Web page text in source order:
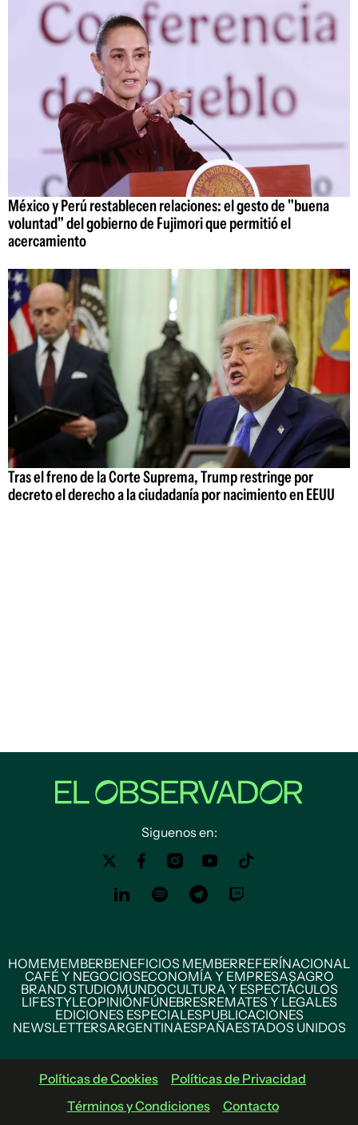
México y Perú restablecen relaciones: el gesto de "buena
voluntad" del gobierno de Fujimori que permitió el
acercamiento
Tras el freno de la Corte Suprema, Trump restringe por
decreto el derecho a la ciudadanía por nacimiento en EEUU
Siguenos en:
HOMEMEMBERBENEFICIOS MEMBERREFERÍNACIONAL
CAFÉ Y NEGOCIOSECONOMÍA Y EMPRESASAGRO
BRAND STUDIOMUNDOCULTURA Y ESPECTÁCULOS
LIFESTYLEOPINIÓNFÚNEBRESREMATES Y LEGALES
EDICIONES ESPECIALESPUBLICACIONES
NEWSLETTERSARGENTINAESPAÑAESTADOS UNIDOS
Políticas de Cookies
Políticas de Privacidad
Términos y Condiciones
Contacto